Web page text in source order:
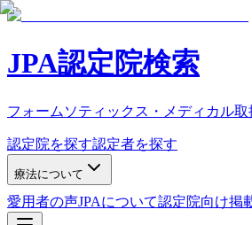
JPA認定院検索
フォームソティックス・メディカル
認定院を探す認定者を探す
療法について
愛用者の声JPAについて認定院向け掲